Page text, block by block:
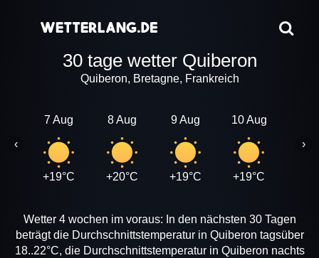
30 tage wetter Quiberon
Quiberon, Bretagne, Frankreich
7 Aug
+19°C
8 Aug
+20°C
9 Aug
+19°C
10 Aug
+19°C
‹ ›
Wetter 4 wochen im voraus: In den nächsten 30 Tagen
beträgt die Durchschnittstemperatur in Quiberon tagsüber
18..22°C, die Durchschnittstemperatur in Quiberon nachts